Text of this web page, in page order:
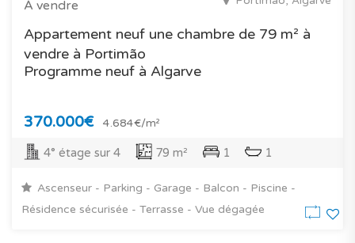
À vendre
Appartement neuf une chambre de 79 m² à
vendre à Portimão
Programme neuf à Algarve
370.000€ 4.684€/m²
4° étage sur 4 79 m² 1 1
Ascenseur - Parking - Garage - Balcon - Piscine -
Résidence sécurisée - Terrasse - Vue dégagée